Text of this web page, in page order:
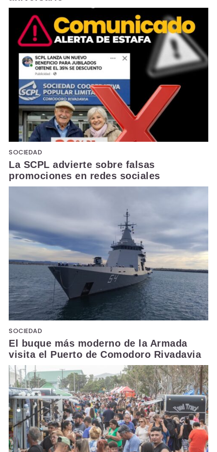
SOCIEDAD
La SCPL advierte sobre falsas
promociones en redes sociales
SOCIEDAD
El buque más moderno de la Armada
visita el Puerto de Comodoro Rivadavia